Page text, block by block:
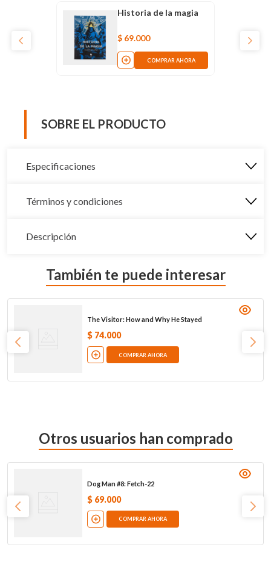
Historia de la magia
$ 69.000
COMPRAR AHORA
SOBRE EL PRODUCTO
Especificaciones
Términos y condiciones
Descripción
También te puede interesar
The Visitor: How and Why He Stayed
$ 74.000
COMPRAR AHORA
Otros usuarios han comprado
Dog Man #8: Fetch-22
$ 69.000
COMPRAR AHORA